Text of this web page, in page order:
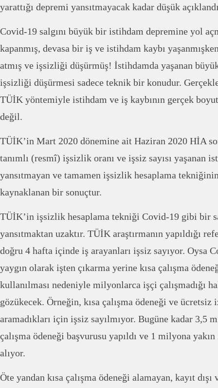
yarattığı depremi yansıtmayacak kadar düşük
Covid-19 salgını büyük bir istihdam depremine yol
kapanmış, devasa bir iş ve istihdam kaybı
atmış ve işsizliği düşürmüş! İstihdamda yaşanan
işsizliği düşürmesi sadece teknik bir konudur.
TÜİK yöntemiyle istihdam ve iş kaybının gerçek
değil.
TÜİK’in Mart 2020 dönemine ait Haziran 2020 HİA
tanımlı (resmî) işsizlik oranı ve işsiz sayısı yaşanan
yansıtmayan ve tamamen işsizlik hesaplama
kaynaklanan bir sonuçtur.
TÜİK’in işsizlik hesaplama tekniği Covid-19 gibi bir
yansıtmaktan uzaktır. TÜİK araştırmanın yapıldığı
doğru 4 hafta içinde iş arayanları işsiz sayıyor. Oysa
yaygın olarak işten çıkarma yerine kısa çalışma
kullanılması nedeniyle milyonlarca işçi çalışmadığı
gözükecek. Örneğin, kısa çalışma ödeneği ve
aramadıkları için işsiz sayılmıyor. Bugüne kadar 3,5
çalışma ödeneği başvurusu yapıldı ve 1 milyona
alıyor.
Öte yandan kısa çalışma ödeneği alamayan, kayıt dışı